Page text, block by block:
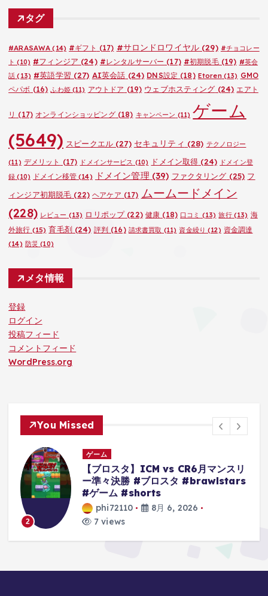
ゴ
タグ
#ARASAWA (14) #ギフト (17) #サロンドロワイヤル(29) #チョコレー
ト (10) #フィンジア (24) #レンタルサーバー (17) #初期脱毛(19) #英会
話 (13) #英語学習 (27) AI英会話 (24) DNS設定 (18) Etoren(13) GMO
ペパボ (16) ふわ姫(11) アウトドア (19) ウェブホスティング (24) エアト
リ (17) オンラインショッピング(18) キャンペーン (11) ゲーム
(5649) スピークエル(27) セキュリティ (28) テクノロジー
(11) デメリット (17) ドメインサービス (10) ドメイン取得 (24) ドメイン登
録 (10) ドメイン移管(14) ドメイン管理 (39) ファクタリング (25) フ
ィンジア初期脱毛 (22) ヘアケア (17) ムームードメイン
(228) レビュー (13) ロリポップ(22) 健康 (18) 口コミ (13) 旅行(13) 海
外旅行 (15) 育毛剤(24) 評判 (16) 請求書買取 (11) 資金繰り (12) 資金調達
(14) 防災 (10)
メタ情報
登録
ログイン
投稿フィード
コメントフィード
WordPress.org
You Missed
ゲーム
【クレーンゲーム】超デカ箱
Grandistaのティーチは落とせる‼︎他
にもモンキーDルフィーやキルア・ナ
ルトもやってくぞ 【ワンピース】
【黒ひげ】【クレゲ】 【クレーンゲ
ーム倉庫熊谷店】
phi72110
8月 6, 2026